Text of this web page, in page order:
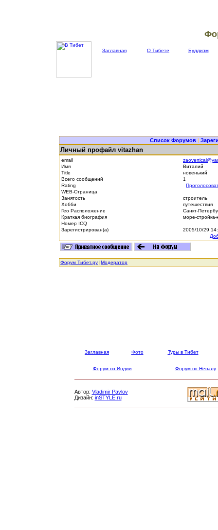
Заглавная О Тибете Буддизм
Список Форумов |
Личный профайл vitazhan
email
Имя
Виталий
Title
новенький
Всего сообщений
1
Rating
WEB-Страница
Занятость
строитель
Хобби
путешествия
Гео Расположение
Санкт-
Краткая биография
море-
Номер ICQ
Зарегистрирован(а)
2005/10/29
Форум Тибет.ру |Модератор
Заглавная Фото Туры в Тибет
Форум по Индии Форум по Непалу
Автор: Vladimir Pavlov
Дизайн: inSTYLE.ru